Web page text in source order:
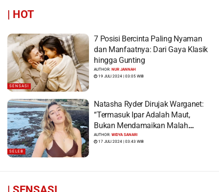
| HOT
SENSASI
7 Posisi Bercinta Paling Nyaman
dan Manfaatnya: Dari Gaya Klasik
hingga Gunting
AUTHOR:NUR JANNAH
19 JULI 2024 | 03:05 WIB
SELEB
Natasha Ryder Dirujak Warganet:
“Termasuk Ipar Adalah Maut,
Bukan Mendamaikan Malah
Menyiram Bensin”
AUTHOR:WIDYA SANARI
17 JULI 2024 | 03:43 WIB